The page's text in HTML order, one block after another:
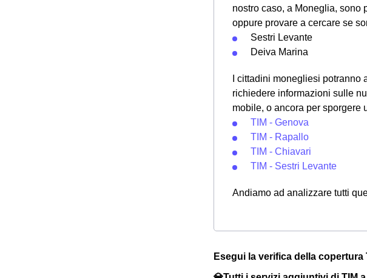
nostro caso, a Moneglia, sono
oppure provare a cercare se
Sestri Levante
Deiva Marina
I cittadini monegliesi potranno
richiedere informazioni sulle
mobile, o ancora per sporgere
TIM - Genova
TIM - Rapallo
TIM - Chiavari
TIM - Sestri Levante
Andiamo ad analizzare tutti
Esegui la verifica della copertura